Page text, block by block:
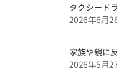
タクシード
2026年6月
家族や親に
2026年5月